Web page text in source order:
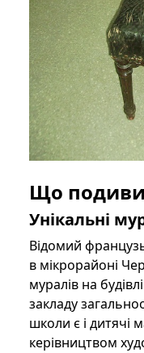
Що
Унікальні
Відомий
в мікрорайоні
муралів на
закладу
школи є і дитячі
керівництвом